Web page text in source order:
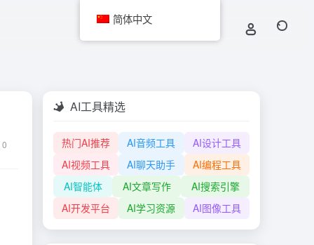
0
AI工具精选
热门AI推荐 AI音频工具
AI设计工具
AI视频工具
AI聊天助手
AI编程工具
AI智能体
AI文章写作
AI搜索引擎
AI开发平台
AI学习资源 AI图像工具
简体中文